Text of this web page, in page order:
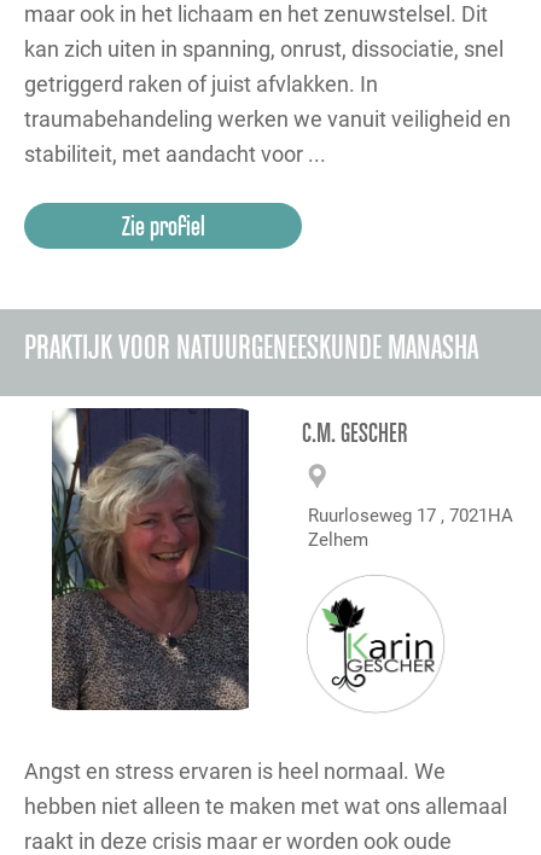
maar ook in het lichaam en het zenuwstelsel. Dit
kan zich uiten in spanning, onrust, dissociatie, snel
getriggerd raken of juist afvlakken. In
traumabehandeling werken we vanuit veiligheid en
stabiliteit, met aandacht voor ...
Zie profiel
PRAKTIJK VOOR NATUURGENEESKUNDE MANASHA
C.M. GESCHER
Ruurloseweg 17 , 7021HA
Zelhem
Angst en stress ervaren is heel normaal. We
hebben niet alleen te maken met wat ons allemaal
raakt in deze crisis maar er worden ook oude